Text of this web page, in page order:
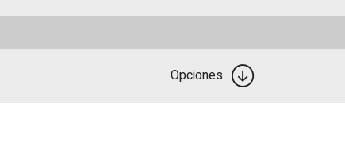
Opciones